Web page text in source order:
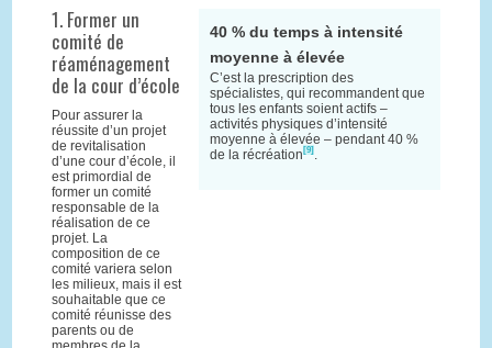
40 % du temps à intensité
moyenne à élevée
C’est la prescription des
spécialistes, qui recommandent que
tous les enfants soient actifs –
activités physiques d’intensité
moyenne à élevée – pendant 40 %
de la récréation[9]
1. Former un
comité de
réaménagement
de la cour d’école
Pour assurer la
réussite d’un projet
de revitalisation
d’une cour d’école, il
est primordial de
former un comité
responsable de la
réalisation de ce
projet. La
composition de ce
comité variera selon
les milieux, mais il est
souhaitable que ce
comité réunisse des
parents ou de